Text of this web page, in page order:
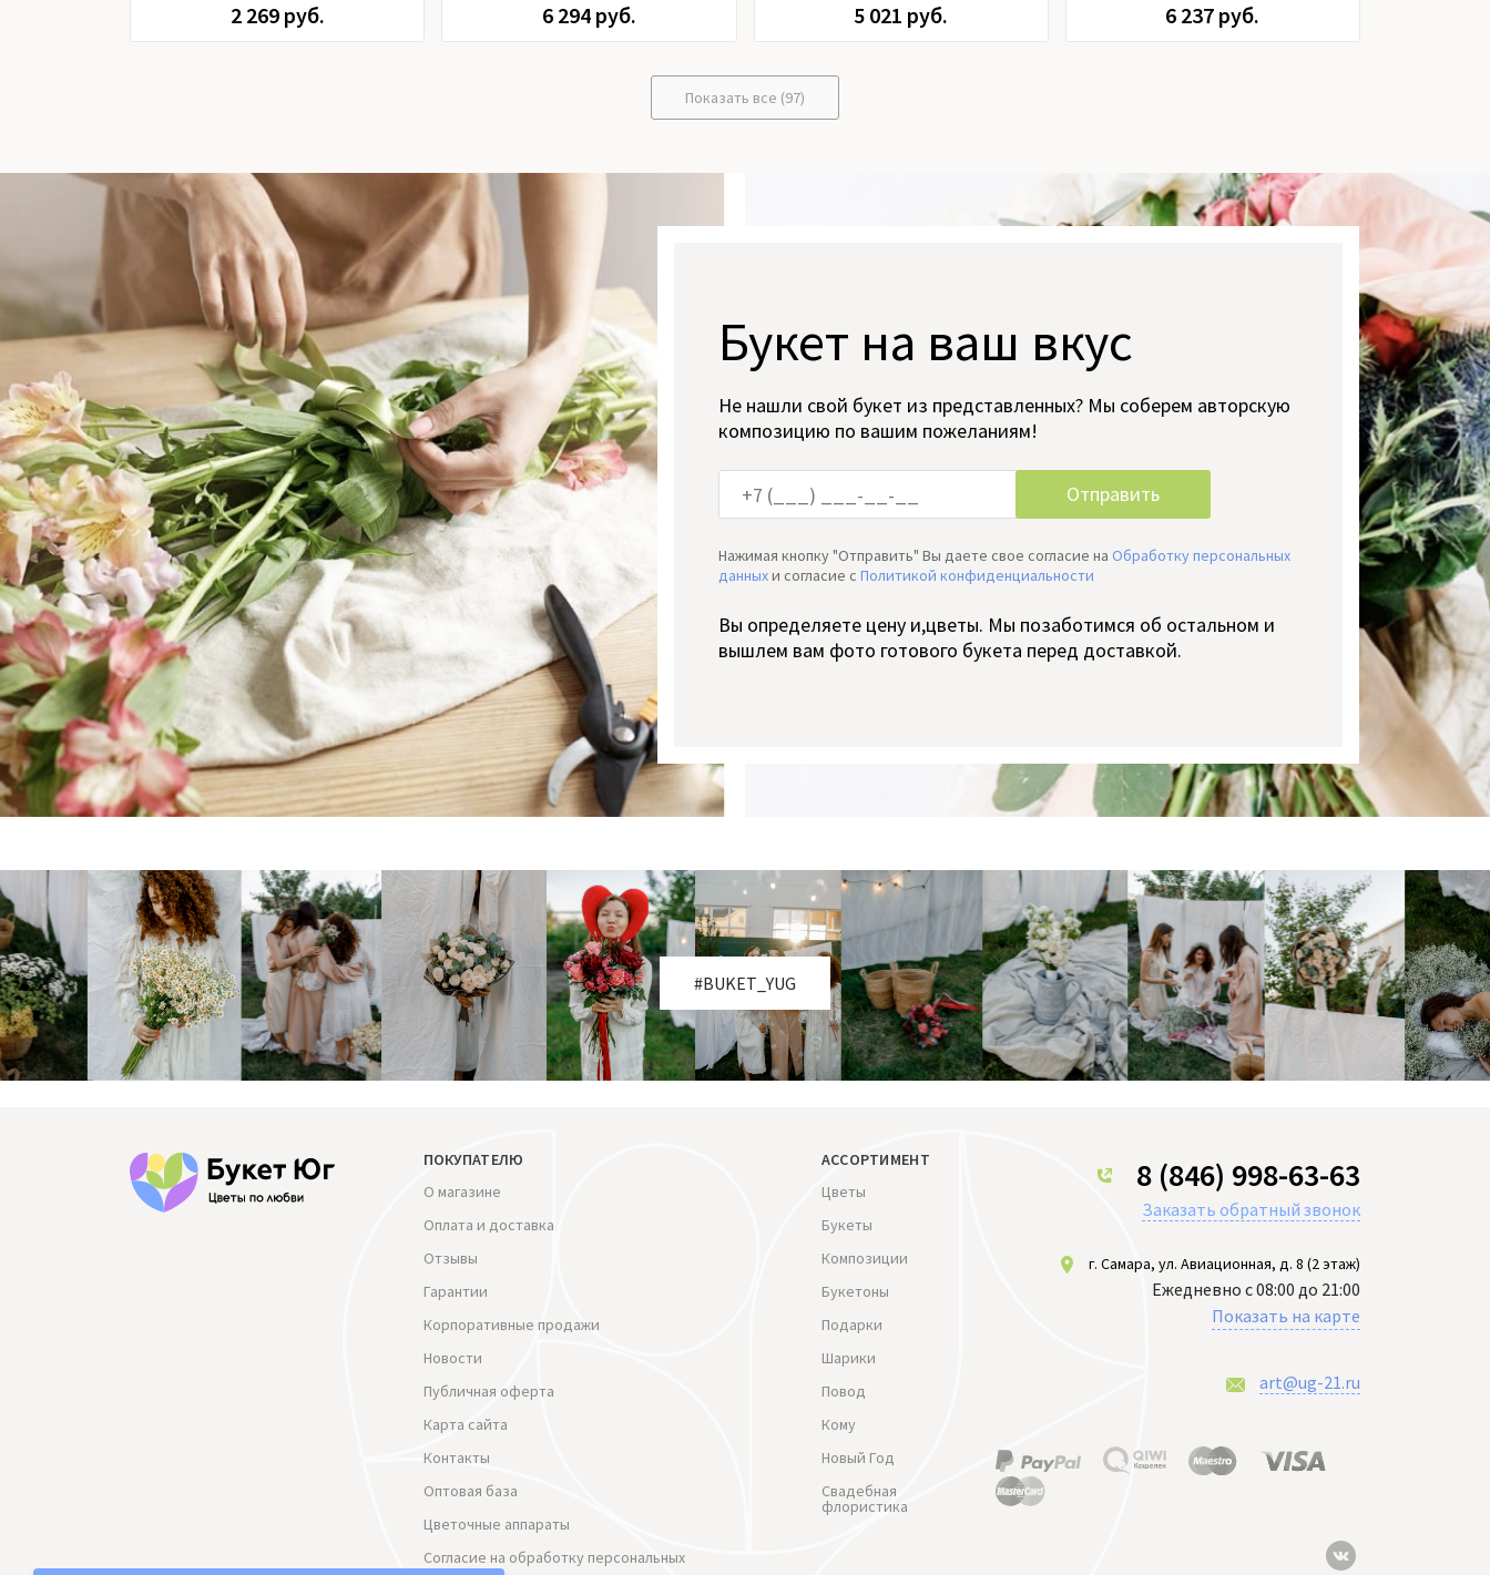
2 269 руб. 6 294 руб. 5 021 руб. 6 237 руб.
Показать все (97)
Букет на ваш вкус
Не нашли свой букет из представленных? Мы соберем авторскую
композицию по вашим пожеланиям!
Нажимая кнопку "Отправить" Вы даете свое согласие на Обработку персональных
данныхи согласие cПолитикой конфиденциальности
Вы определяете цену и,цветы. Мы позаботимся об остальном и
вышлем вам фото готового букета перед доставкой.
#BUKET_YUG
ПОКУПАТЕЛЮ
О магазине
Оплата и доставка
Отзывы
Гарантии
Корпоративные продажи
Новости
Публичная оферта
Карта сайта
Контакты
Оптовая база
Цветочные аппараты
Согласие на обработку персональных
АССОРТИМЕНТ
Цветы
Букеты
Композиции
Букетоны
Подарки
Шарики
Повод
Кому
Новый Год
Свадебная
флористика
8 (846) 998-63-63
Заказать обратный звонок
г. Самара, ул. Авиационная, д. 8 (2 этаж)
Ежедневно с 08:00 до 21:00
Показать на карте
art@ug-21.ru